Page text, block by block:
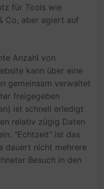
für Tools wie
Co, aber agiert auf
Anzahl von
kann über eine
gemeinsam verwaltet
freigegeben
ist schnell erledigt
relativ zügig Daten
"Echtzeit" ist das
dauert nicht mehrere
Besuch in den